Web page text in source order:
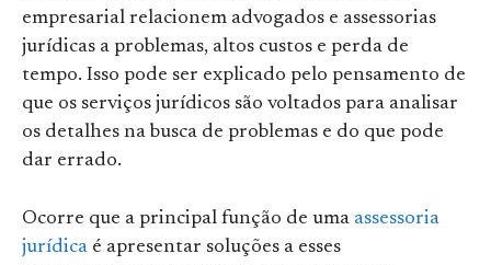
empresarial relacionem advogados e assessorias
jurídicas a problemas, altos custos e perda de
tempo. Isso pode ser explicado pelo pensamento de
que os serviços jurídicos são voltados para analisar
os detalhes na busca de problemas e do que pode
dar errado.
Ocorre que a principal função de uma assessoria
jurídica é apresentar soluções a esses